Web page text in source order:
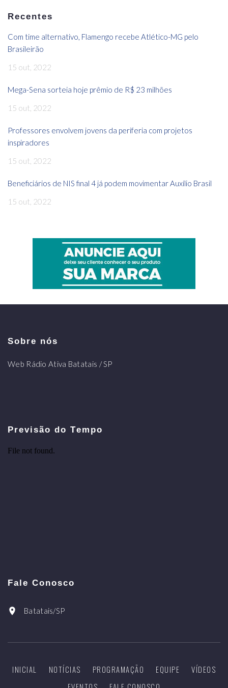
Recentes
Com time alternativo, Flamengo recebe Atlético-MG pelo
Brasileirão
15 out, 2022
Mega-Sena sorteia hoje prêmio de R$ 23 milhões
15 out, 2022
Professores envolvem jovens da periferia com projetos
inspiradores
15 out, 2022
Beneficiários de NIS final 4 já podem movimentar Auxílio Brasil
15 out, 2022
Sobre nós
Web Rádio Ativa Batatais / SP
Previsão do Tempo
Fale Conosco
Batatais/SP
INICIAL NOTÍCIAS PROGRAMAÇÃO EQUIPE
VÍDEOS